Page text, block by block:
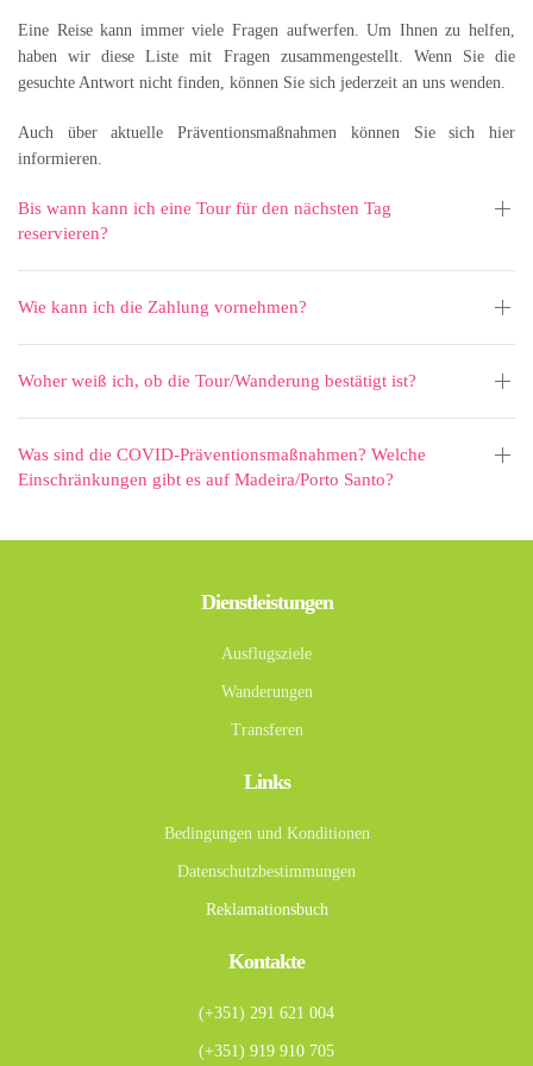
Eine Reise kann immer viele Fragen aufwerfen. Um Ihnen zu helfen,
haben wir diese Liste mit Fragen zusammengestellt. Wenn Sie die
gesuchte Antwort nicht finden, können Sie sich jederzeit an uns wenden.
Auch über aktuelle Präventionsmaßnahmen können Sie sich hier
informieren.
Bis wann kann ich eine Tour für den nächsten Tag
reservieren?
Wie kann ich die Zahlung vornehmen?
Woher weiß ich, ob die Tour/Wanderung bestätigt ist?
Was sind die COVID-Präventionsmaßnahmen? Welche
Einschränkungen gibt es auf Madeira/Porto Santo?
Dienstleistungen
Ausflugsziele
Wanderungen
Transferen
Links
Bedingungen und Konditionen
Datenschutzbestimmungen
Reklamationsbuch
Kontakte
(+351) 291 621 004
(+351) 919 910 705